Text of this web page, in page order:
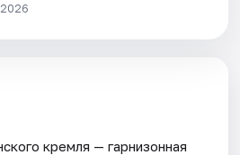
2026
кремля — гарнизонная